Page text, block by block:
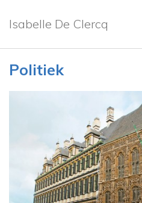
Isabelle De Clercq
Politiek